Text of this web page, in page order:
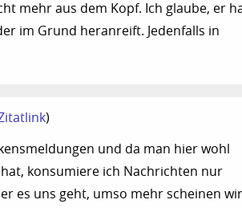
mehr aus dem Kopf. Ich glaube, er
im Grund heranreift. Jedenfalls in
)
und da man hier wohl
konsumiere ich Nachrichten nur
es uns geht, umso mehr scheinen wir